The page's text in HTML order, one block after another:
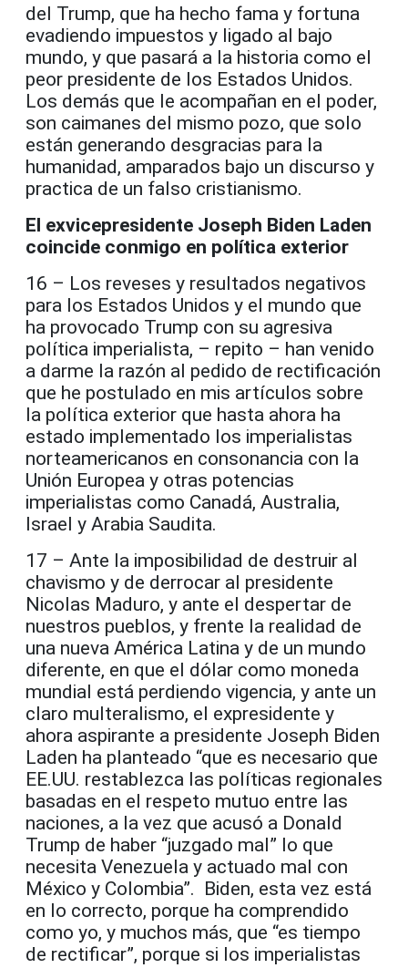
del Trump, que ha hecho fama y fortuna
evadiendo impuestos y ligado al bajo
mundo, y que pasará a la historia como el
peor presidente de los Estados Unidos.
Los demás que le acompañan en el poder,
son caimanes del mismo pozo, que solo
están generando desgracias para la
humanidad, amparados bajo un discurso y
practica de un falso cristianismo.
El exvicepresidente Joseph Biden Laden
coincide conmigo en política exterior
16 – Los reveses y resultados negativos
para los Estados Unidos y el mundo que
ha provocado Trump con su agresiva
política imperialista, – repito – han venido
a darme la razón al pedido de rectificación
que he postulado en mis artículos sobre
la política exterior que hasta ahora ha
estado implementado los imperialistas
norteamericanos en consonancia con la
Unión Europea y otras potencias
imperialistas como Canadá, Australia,
Israel y Arabia Saudita.
17 – Ante la imposibilidad de destruir al
chavismo y de derrocar al presidente
Nicolas Maduro, y ante el despertar de
nuestros pueblos, y frente la realidad de
una nueva América Latina y de un mundo
diferente, en que el dólar como moneda
mundial está perdiendo vigencia, y ante un
claro multeralismo, el expresidente y
ahora aspirante a presidente Joseph Biden
Laden ha planteado “que es necesario que
EE.UU. restablezca las políticas regionales
basadas en el respeto mutuo entre las
naciones, a la vez que acusó a Donald
Trump de haber “juzgado mal” lo que
necesita Venezuela y actuado mal con
México y Colombia”. Biden, esta vez está
en lo correcto, porque ha comprendido
como yo, y muchos más, que “es tiempo
de rectificar”, porque si los imperialistas